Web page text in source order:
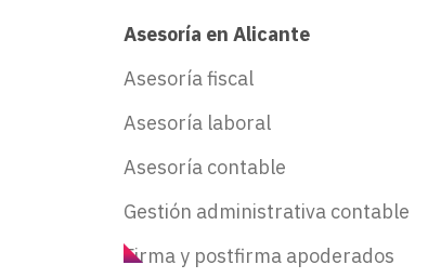
Asesoría en Alicante
Asesoría fiscal
Asesoría laboral
Asesoría contable
Gestión administrativa contable
Firma y postfirma apoderados